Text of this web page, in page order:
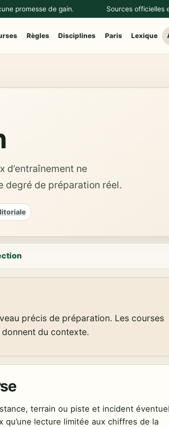
promesse de gain. Sources officielles
Règles Disciplines Paris Lexique
d’entraînement ne
de préparation réel.
précis de préparation. Les courses
du contexte.
terrain ou piste et incident
lecture limitée aux chiffres de la